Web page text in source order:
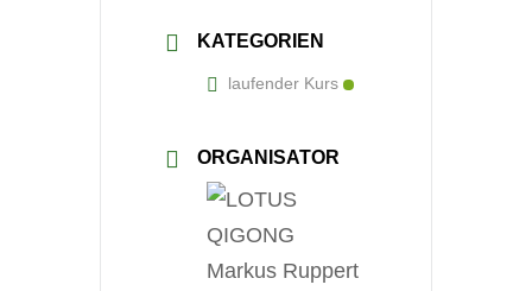
KATEGORIEN
laufender Kurs
ORGANISATOR